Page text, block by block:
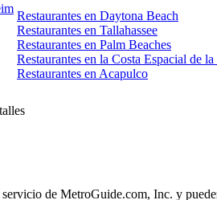
Restaurantes en Daytona Beach
Restaurantes en Tallahassee
Restaurantes en Palm Beaches
Restaurantes en la Costa Espacial de
Restaurantes en Acapulco
de MetroGuide.com, Inc. y